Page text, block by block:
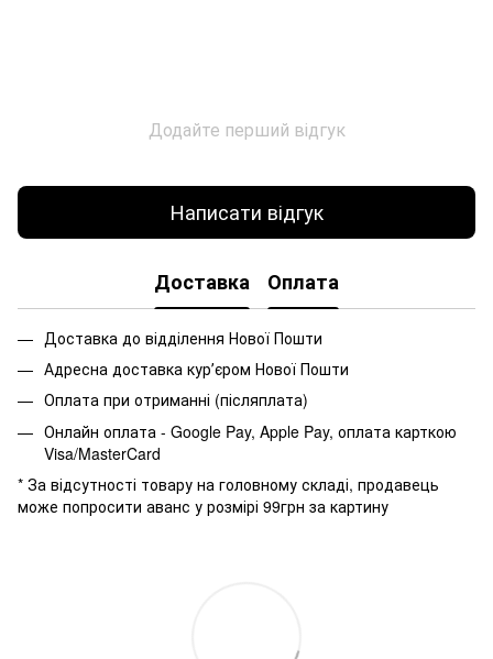
Додайте перший відгук
Написати відгук
Доставка Оплата
Доставка до відділення Нової Пошти
Адресна доставка курʼєром Нової Пошти
Оплата при отриманні (післяплата)
Онлайн оплата - Google Pay, Apple Pay, оплата карткою
Visa/MasterCard
* За відсутності товару на головному складі, продавець
може попросити аванс у розмірі 99грн за картину